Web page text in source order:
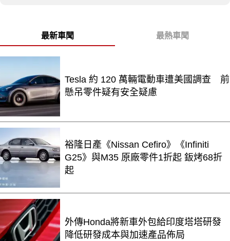
最新車聞 最熱車聞
Tesla 約 120 萬輛電動車遭美國調查 前
懸吊零件疑有安全疑慮
裕隆日產《Nissan Cefiro》《Infiniti
G25》與M35 原廠零件1折起 鈑烤68折
起
外傳Honda將新車外包給印度塔塔研發
降低研發成本與加速產品佈局